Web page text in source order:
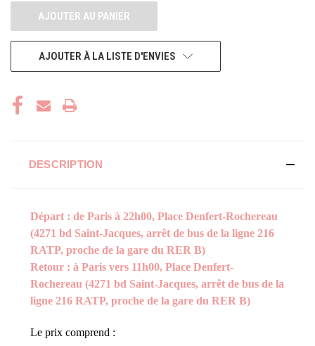
AJOUTER À LA LISTE D'ENVIES
DESCRIPTION
Départ : de Paris à 22h00, Place Denfert-Rochereau
(4271 bd Saint-Jacques, arrêt de bus de la ligne 216
RATP, proche de la gare du RER B)
Retour : à Paris vers 11h00, Place Denfert-
Rochereau (4271 bd Saint-Jacques, arrêt de bus de la
ligne 216 RATP, proche de la gare du RER B)
Le prix comprend :